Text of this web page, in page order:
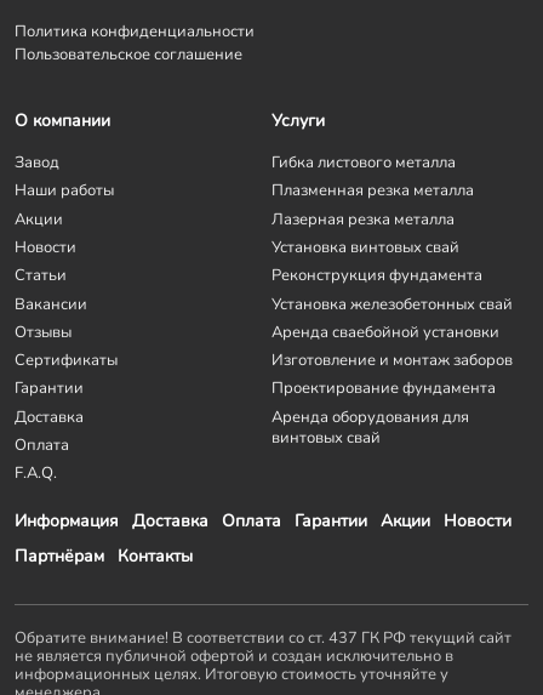
Политика конфиденциальности
Пользовательское соглашение
Информация Доставка Оплата Гарантии Акции
Новости
Партнёрам
Контакты
О компании
Завод
Наши работы
Акции
Новости
Статьи
Вакансии
Отзывы
Сертификаты
Гарантии
Доставка
Оплата
F.A.Q.
Услуги
Гибка листового металла
Плазменная резка металла
Лазерная резка металла
Установка винтовых свай
Реконструкция фундамента
Установка железобетонных свай
Аренда сваебойной установки
Изготовление и монтаж заборов
Проектирование фундамента
Аренда оборудования для
винтовых свай
Обратите внимание! В соответствии со ст. 437 ГК РФ текущий сайт
не является публичной офертой и создан исключительно в
информационных целях. Итоговую стоимость уточняйте у